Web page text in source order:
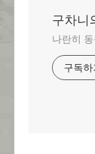
구차니
나란히
구독하